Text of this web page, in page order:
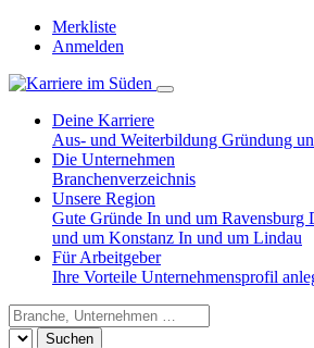
Merkliste
Anmelden
Deine Karriere
Aus- und Weiterbildung Gründung
Die Unternehmen
Branchenverzeichnis
Unsere Region
Gute Gründe In und um Ravensburg
und um Konstanz In und um Lindau
Für Arbeitgeber
Ihre Vorteile Unternehmensprofil
Suchen